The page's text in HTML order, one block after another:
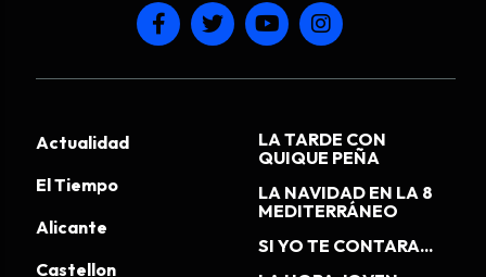
Actualidad
El Tiempo
Alicante
Castellon
LA TARDE CON
QUIQUE PEÑA
LA NAVIDAD EN LA 8
MEDITERRÁNEO
SI YO TE CONTARA...